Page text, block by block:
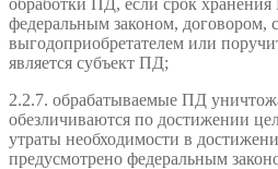
федеральным законом, договором,
выгодоприобретателем или
является субъект ПД;
2.2.7. обрабатываемые ПД
обезличиваются по достижении
утраты необходимости в
предусмотрено федеральным